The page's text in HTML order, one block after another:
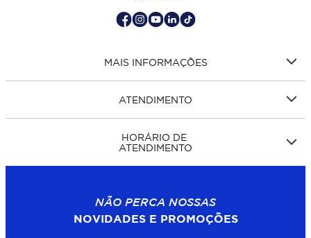
MAIS INFORMAÇÕES
ATENDIMENTO
HORÁRIO DE
ATENDIMENTO
NÃO PERCA NOSSAS
NOVIDADES E PROMOÇÕES